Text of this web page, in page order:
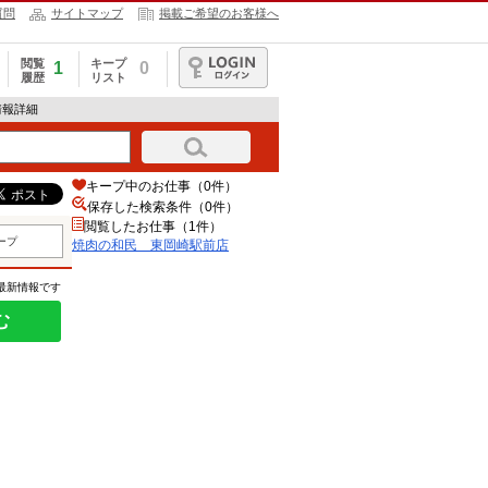
問 サイトマップ 掲載ご希望のお客様へ
閲覧
履歴
1
キープ
リスト
0
ログイン
詳細
プ
新情報です
キープ中のお仕事（0件）
保存した検索条件（0件）
閲覧したお仕事（1件）
焼肉の和民 東岡崎駅前店